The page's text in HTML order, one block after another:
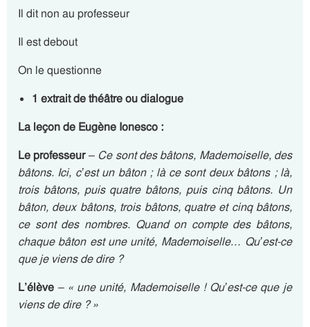
Il dit non au professeur
Il est debout
On le questionne
1 extrait de théâtre ou dialogue
La leçon de Eugène Ionesco :
Le professeur– Ce sont des bâtons, Mademoiselle, des
bâtons. Ici, c’est un bâton ; là ce sont deux bâtons ; là,
trois bâtons, puis quatre bâtons, puis cinq bâtons. Un
bâton, deux bâtons, trois bâtons, quatre et cinq bâtons,
ce sont des nombres. Quand on compte des bâtons,
chaque bâton est une unité, Mademoiselle… Qu’est-ce
que je viens de dire ?
L’élève – « une unité, Mademoiselle ! Qu’est-ce que je
viens de dire ? »